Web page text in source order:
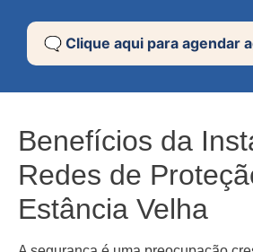
🗨️ Clique aqui para agendar
Benefícios da
Redes de
Estância Velha